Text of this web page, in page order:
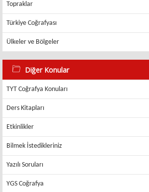
Topraklar
Türkiye Coğrafyası
Ülkeler ve Bölgeler
Diğer Konular
TYT Coğrafya Konuları
Ders Kitapları
Etkinlikler
Bilmek İstedikleriniz
Yazılı Soruları
YGS Coğrafya